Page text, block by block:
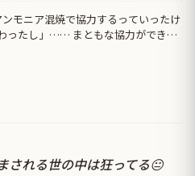
モニア混焼で協力するっていったけ
ったし」…… まともな協力ができな
される世の中は狂ってる😐